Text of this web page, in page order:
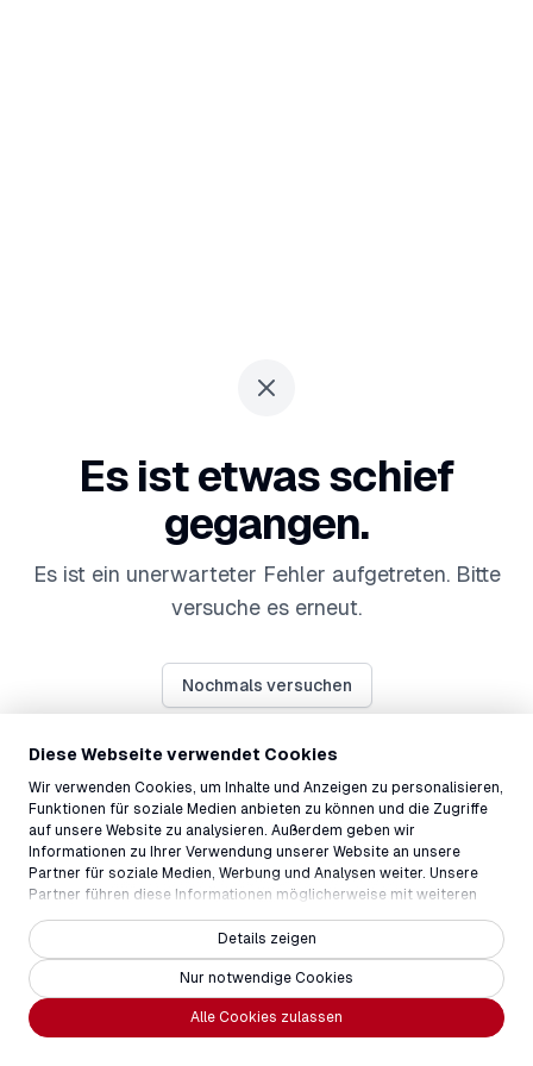
Diese Webseite verwendet Cookies
Wir verwenden Cookies, um Inhalte und Anzeigen zu personalisieren,
Funktionen für soziale Medien anbieten zu können und die Zugriffe
auf unsere Website zu analysieren. Außerdem geben wir
Informationen zu Ihrer Verwendung unserer Website an unsere
Partner für soziale Medien, Werbung und Analysen weiter. Unsere
Partner führen diese Informationen möglicherweise mit weiteren
Daten zusammen, die Sie ihnen bereitgestellt haben oder die sie im
Rahmen Ihrer Nutzung der Dienste gesammelt haben.
Alle Cookies zulassen
Nur notwendige Cookies
Details zeigen
Es ist etwas schief
gegangen.
Es ist ein unerwarteter Fehler aufgetreten. Bitte
versuche es erneut.
Nochmals versuchen